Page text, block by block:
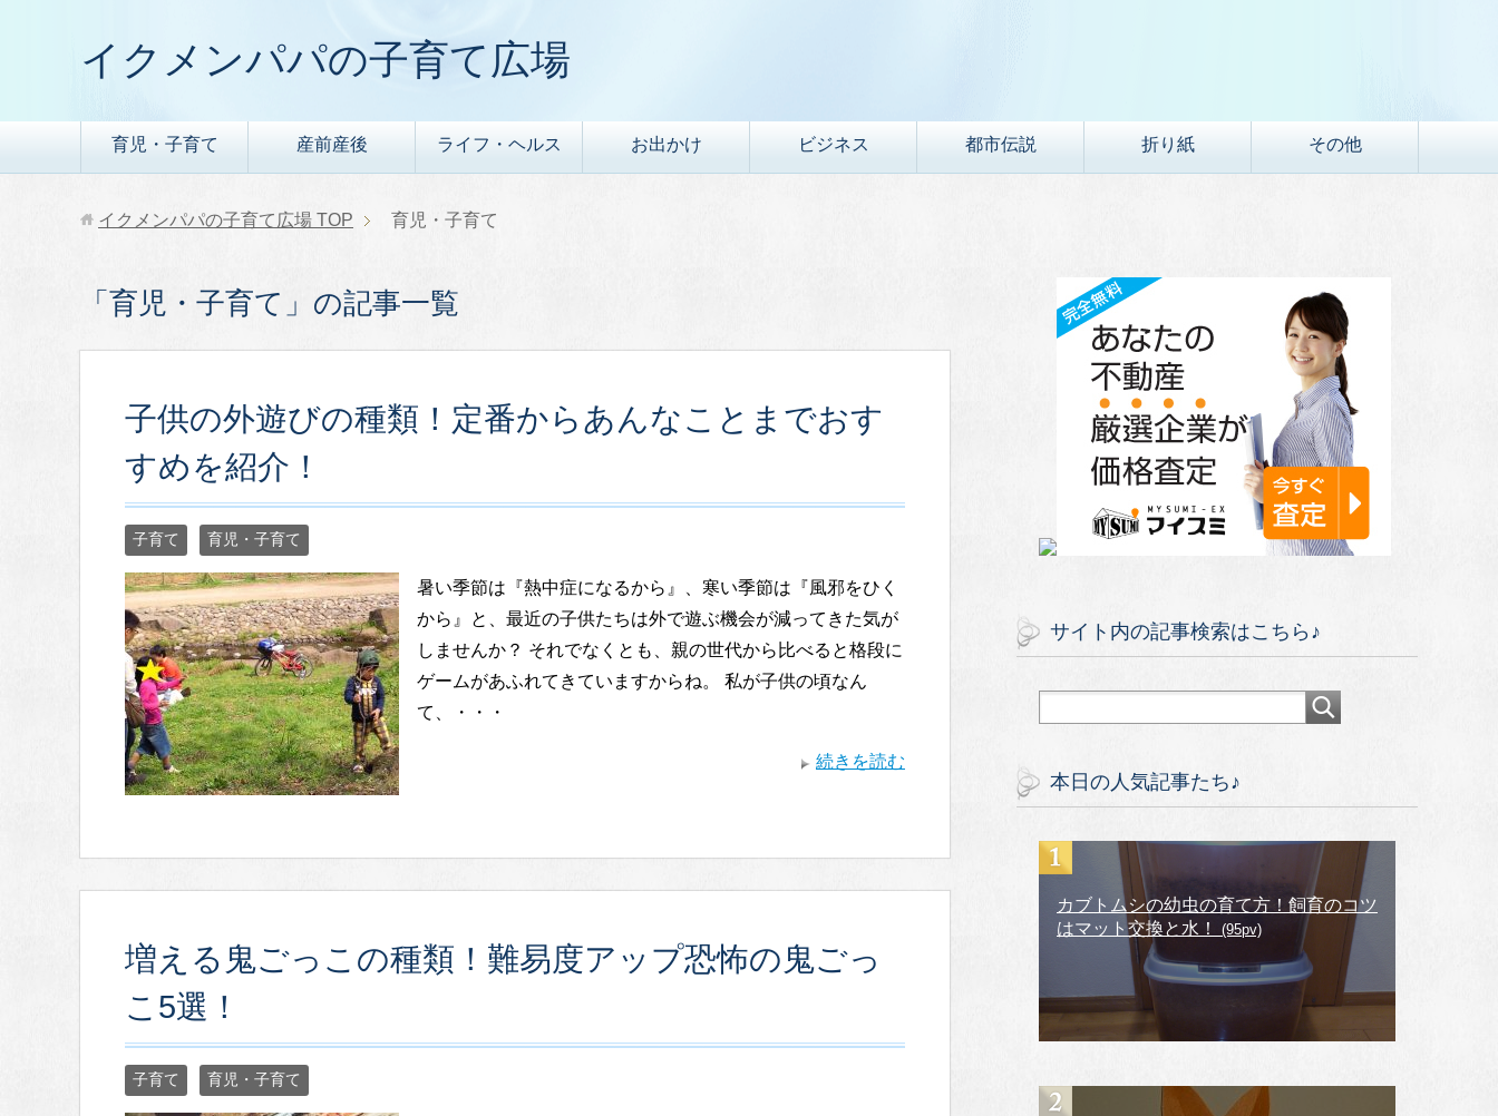
イクメンパパの子育て広場
育児・子育て 産前産後 ライフ・ヘルス お出かけ ビジネス 都市伝説 折り紙 その他
イクメンパパの子育て広場 TOP 育児・子育て
「育児・子育て」の記事一覧
子供の外遊びの種類！定番からあんなことまでおす
すめを紹介！
子育て 育児・子育て
暑い季節は『熱中症になるから』、寒い季節は『風邪をひく
から』と、最近の子供たちは外で遊ぶ機会が減ってきた気が
しませんか？ それでなくとも、親の世代から比べると格段に
ゲームがあふれてきていますからね。 私が子供の頃なん
て、・・・
続きを読む
増える鬼ごっこの種類！難易度アップ恐怖の鬼ごっ
こ5選！
子育て 育児・子育て
サイト内の記事検索はこちら♪
本日の人気記事たち♪
カブトムシの幼虫の育て方！飼育のコツ
はマット交換と水！
(95pv)